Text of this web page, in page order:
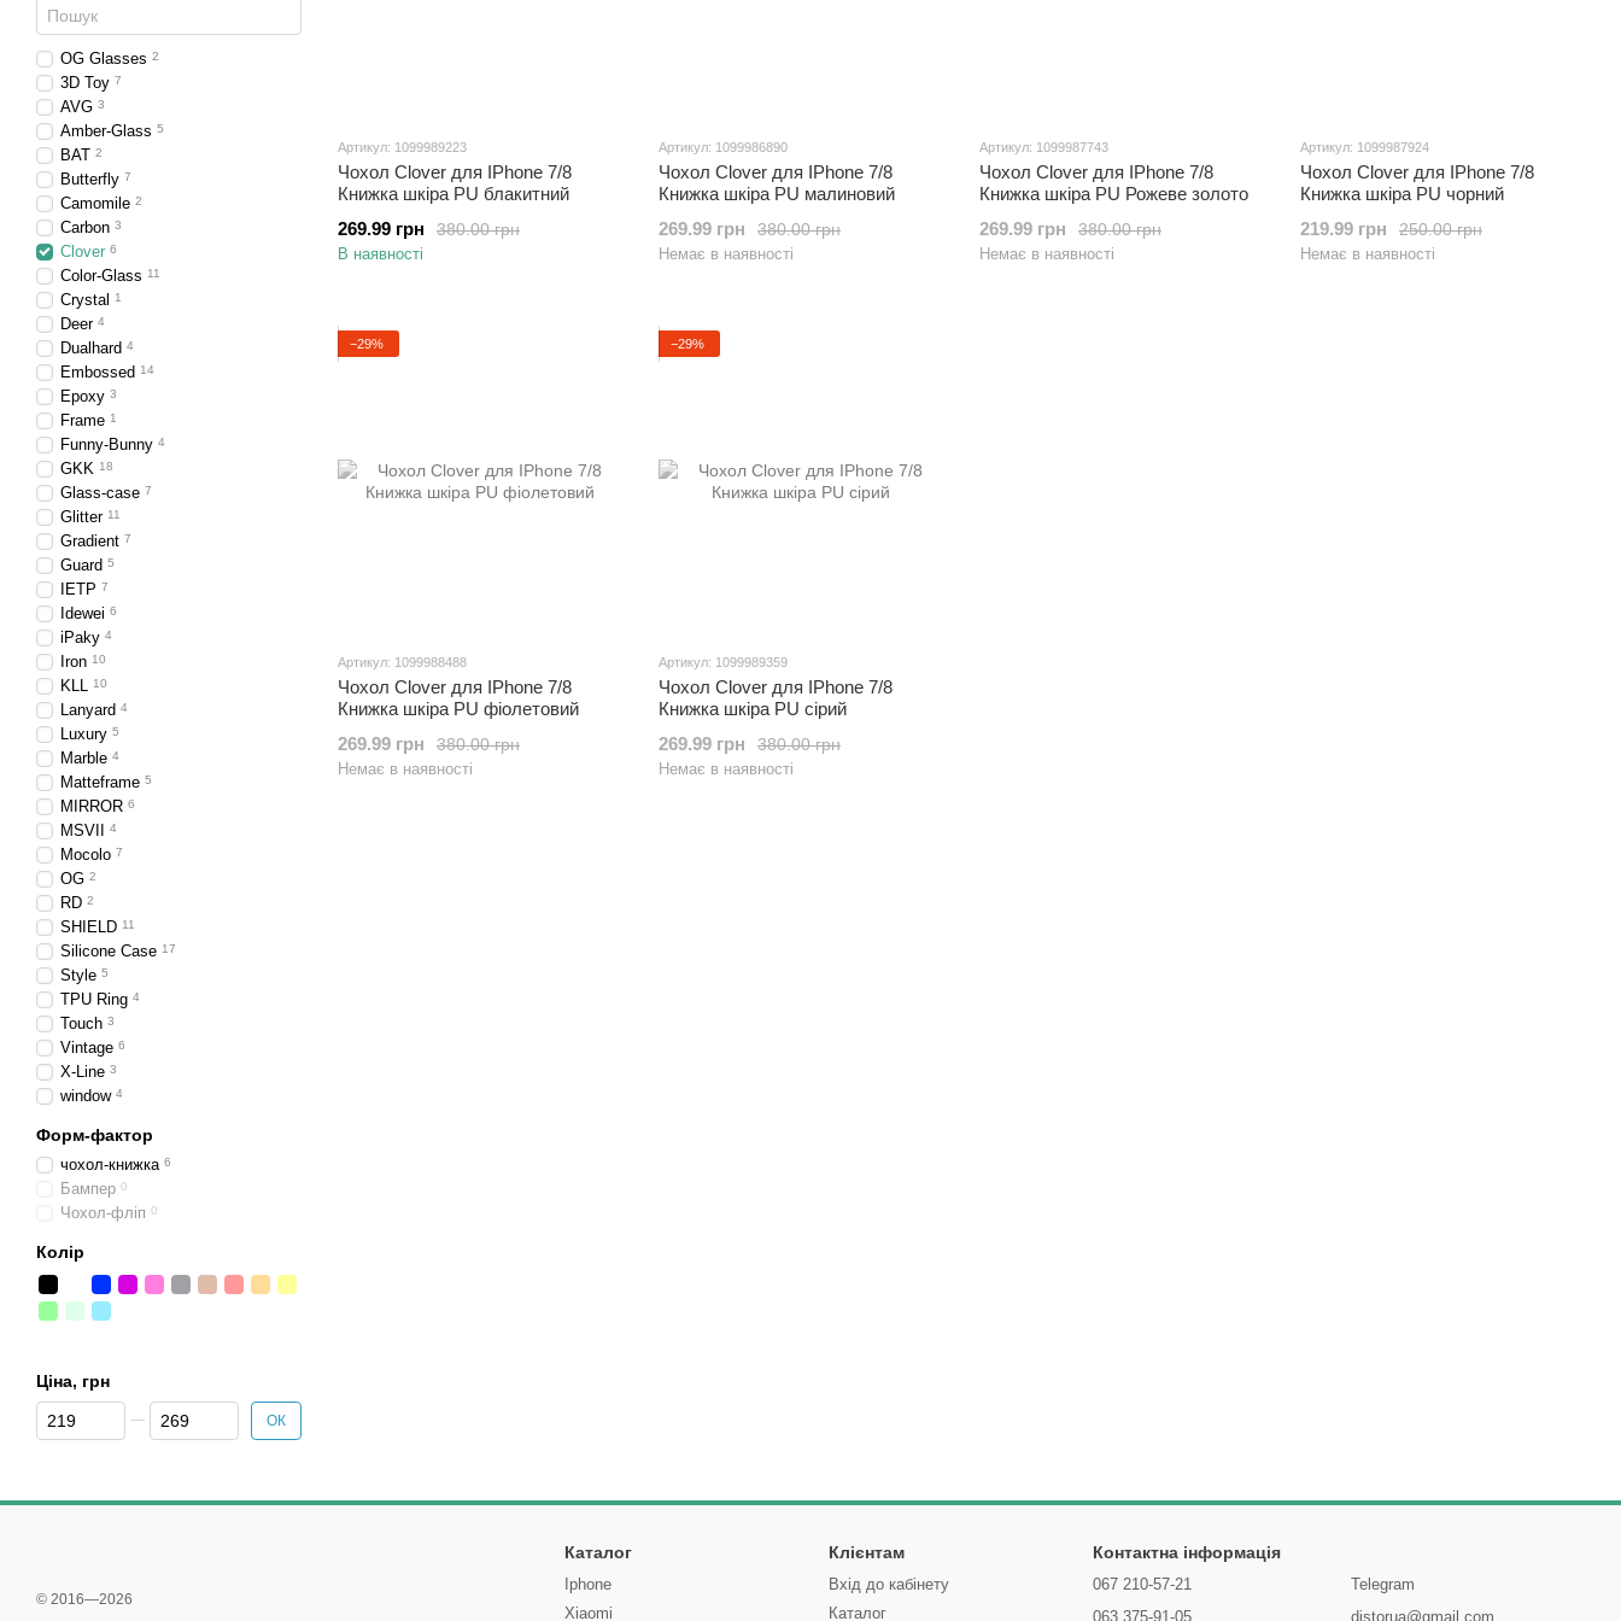
Артикул: 1099989223
Чохол Clover для IPhone 7/8
Книжка шкіра PU блакитний
380.00 грн
269.99 грн
В наявності
Артикул: 1099986890
Чохол Clover для IPhone 7/8
Книжка шкіра PU малиновий
380.00 грн
269.99 грн
Немає в наявності
Артикул: 1099987743
Чохол Clover для IPhone 7/8
Книжка шкіра PU Рожеве золото
380.00 грн
269.99 грн
Немає в наявності
Артикул: 1099987924
Чохол Clover для IPhone 7/8
Книжка шкіра PU чорний
250.00 грн
219.99 грн
Немає в наявності
−29%
Артикул: 1099988488
Чохол Clover для IPhone 7/8
Книжка шкіра PU фіолетовий
380.00 грн
269.99 грн
Немає в наявності
−29%
Артикул: 1099989359
Чохол Clover для IPhone 7/8
Книжка шкіра PU сірий
380.00 грн
269.99 грн
Немає в наявності
OG Glasses 2
3D Toy 7
AVG 3
Amber-Glass 5
BAT 2
Butterfly 7
Camomile 2
Carbon 3
Clover 6
Color-Glass 11
Crystal 1
Deer 4
Dualhard 4
Embossed 14
Epoxy 3
Frame 1
Funny-Bunny 4
GKK 18
Glass-case 7
Glitter 11
Gradient 7
Guard 5
IETP 7
Idewei 6
iPaky 4
Iron 10
KLL 10
Lanyard 4
Luxury 5
Marble 4
Matteframe 5
MIRROR 6
MSVII 4
Mocolo 7
OG 2
RD 2
SHIELD 11
Silicone Case 17
Style 5
TPU Ring 4
Touch 3
Vintage 6
X-Line 3
window 4
Форм-фактор
чохол-книжка 6
Бампер 0
Чохол-фліп 0
Колір
Ціна, грн
Від Ціна, грн
До Ціна, грн ОК
© 2016—2026
Каталог
Iphone
Xiaomi
Клієнтам
Вхід до кабінету
Каталог
Контактна інформація
067 210-57-21
063 375-91-05
Telegram
distorua@gmail.com